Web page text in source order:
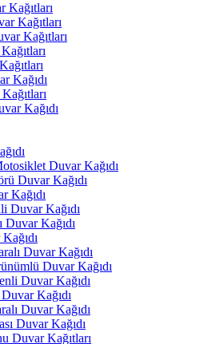
Kağıtları
Kağıtları
Kağıtları
Kağıdı
Kağıdı
Duvar Kağıdı
Duvar Kağıdı
Kağıdı
Duvar Kağıdı
Duvar Kağıdı
Duvar Kağıdı
Duvar Kağıdı
Duvar Kağıdı
Kağıdı
Duvar Kağıdı
Duvar Kağıdı
Duvar Kağıtları